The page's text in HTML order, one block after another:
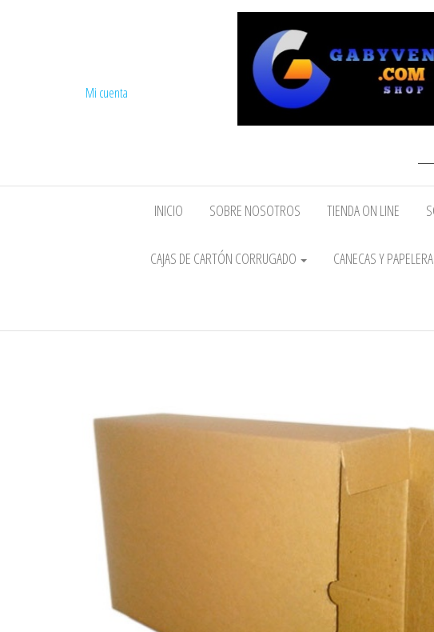
Mi cuenta
INICIO SOBRE NOSOTROS TIENDA ON LINE
CAJAS DE CARTÓN CORRUGADO CANECAS Y